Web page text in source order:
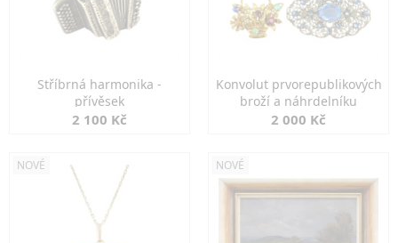
Stříbrná harmonika -
přívěsek
2 100 Kč
Konvolut prvorepublikových
broží a náhrdelníku
2 000 Kč
NOVÉ NOVÉ